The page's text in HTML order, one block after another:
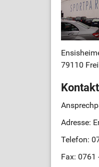
79110
Kontakt
Adresse:
Telefon:
Fax: 0761